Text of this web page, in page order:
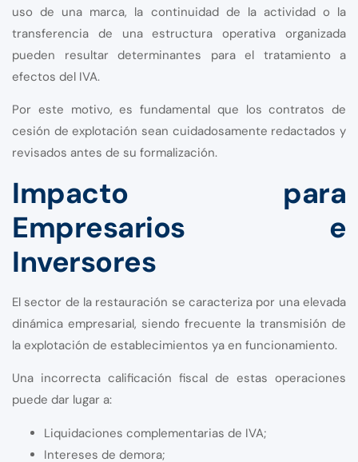
uso de una marca, la continuidad de la actividad o la
transferencia de una estructura operativa organizada
pueden resultar determinantes para el tratamiento a
efectos del IVA.
Por este motivo, es fundamental que los contratos de
cesión de explotación sean cuidadosamente redactados y
revisados antes de su formalización.
Impacto para
Empresarios e
Inversores
El sector de la restauración se caracteriza por una elevada
dinámica empresarial, siendo frecuente la transmisión de
la explotación de establecimientos ya en funcionamiento.
Una incorrecta calificación fiscal de estas operaciones
puede dar lugar a:
Liquidaciones complementarias de IVA;
Intereses de demora;